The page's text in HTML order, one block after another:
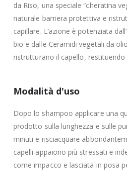
da Riso, una speciale “cheratina
naturale barriera protettiva e
capillare. L’azione è potenziata
bio e dalle Ceramidi vegetali da
ristrutturano il capello,
Modalità d'uso
Dopo lo shampoo applicare una
prodotto sulla lunghezza e sulle
minuti e risciacquare
capelli appaiono più stressati e
come impacco e lasciata in posa